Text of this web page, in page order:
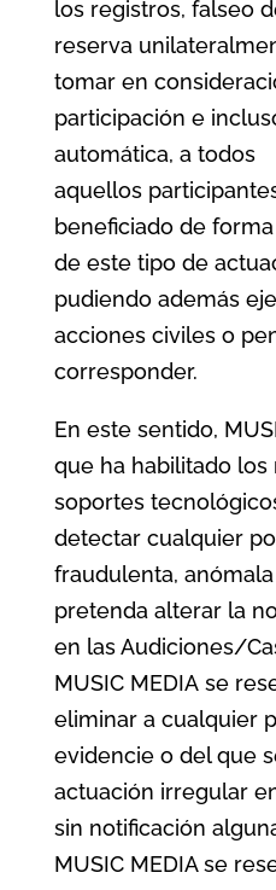
los registros, falseo
reserva
tomar en
participación e
automática, a todos
aquellos
beneficiado de
de este tipo de
pudiendo además
acciones civiles o
corresponder.
En este sentido,
que ha habilitado los
soportes
detectar cualquier
fraudulenta,
pretenda alterar la
en las Audiciones/
MUSIC MEDIA se
eliminar a cualquier
evidencie o del que
actuación irregular
sin notificación
MUSIC MEDIA se